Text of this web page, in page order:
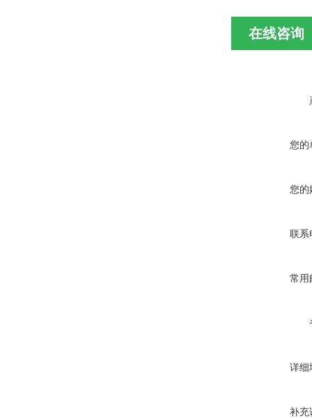
在线咨询
您的
您的
联系
常用
详细
补充